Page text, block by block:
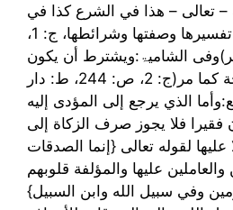
تعالى – هذا في الشرع كذا في
التبيين(الباب الأول في تفسيرها وصفتها وشرائطها، ج: 1،
الشامیۃ:ويشترط أن يكون
الصرف (تمليكا) لا إباحة كما مر(ج: 2، ص: 244، ط: دار
الذي يرجع إلى المؤدى إليه
فقيرا فلا يجوز صرف الزكاة إلى
عليها لقوله تعالى {إنما الصدقات
عليها والمؤلفة قلوبهم
وفي سبيل الله وابن السبيل}